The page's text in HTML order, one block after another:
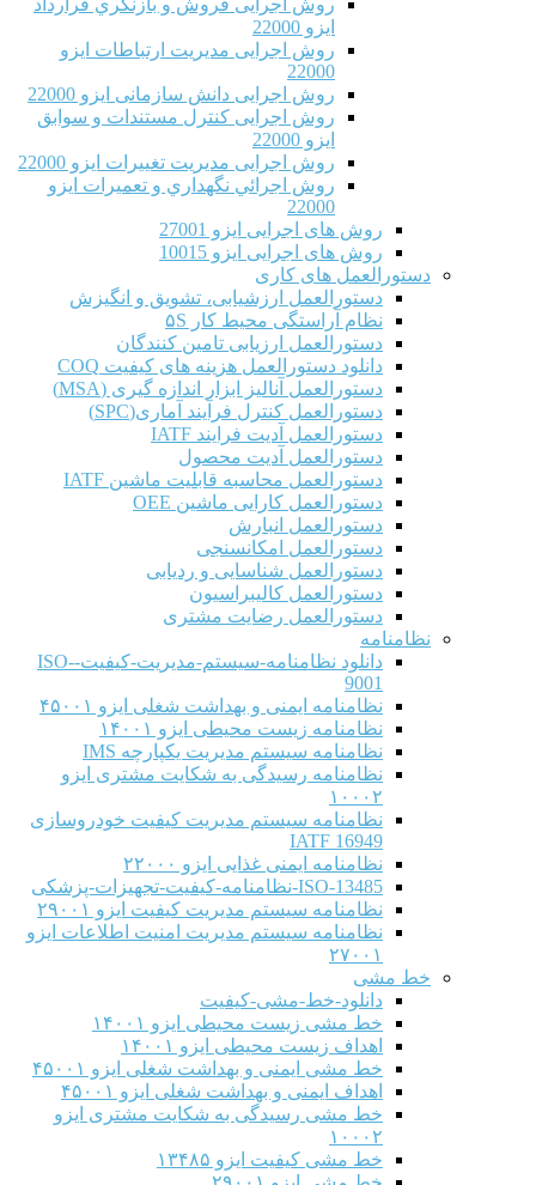
ایزو 22000
روش اجرایی مدیریت ارتباطات ایزو
22000
روش اجرایی دانش سازمانی ایزو 22000
روش اجرایی کنترل مستندات و سوابق
ایزو 22000
روش اجرایی مدیریت تغییرات ایزو 22000
روش اجرائي نگهداري و تعميرات ایزو
22000
روش های اجرایی ایزو 27001
روش های اجرایی ایزو 10015
دستورالعمل های کاری
دستورالعمل ارزشیابی، تشویق و انگیزش
نظام آراستگی محیط کار ۵S
دستورالعمل ارزیابی تامین کنندگان
دانلود دستورالعمل هزینه های کیفیت COQ
دستورالعمل آنالیز ابزار اندازه گیری (MSA)
دستورالعمل کنترل فرآیند آماری(SPC)
دستورالعمل آدیت فرایند IATF
دستورالعمل آدیت محصول
دستورالعمل محاسبه قابلیت ماشین IATF
دستورالعمل کارایی ماشین OEE
دستورالعمل انبارش
دستورالعمل امکانسنجی
دستورالعمل شناسایی و ردیابی
دستورالعمل کالیبراسیون
دستورالعمل رضایت مشتری
نظامنامه
دانلود نظامنامه-سیستم-مدیریت-کیفیت-ISO-
9001
نظامنامه ایمنی و بهداشت شغلی ایزو ۴۵۰۰۱
نظامنامه زیست محیطی ایزو ۱۴۰۰۱
نظامنامه سیستم مدیریت یکپارچه IMS
نظامنامه رسیدگی به شکایت مشتری ایزو
۱۰۰۰۲
نظامنامه سیستم مدیریت کیفیت خودروسازی
IATF 16949
نظامنامه ایمنی غذایی ایزو ۲۲۰۰۰
ISO-13485-نظامنامه-کیفیت-تجهیزات-پزشکی
نظامنامه سیستم مدیریت کیفیت ایزو ۲۹۰۰۱
نظامنامه سیستم مدیریت امنیت اطلاعات ایزو
۲۷۰۰۱
خط مشی
دانلود-خط-مشی-کیفیت
خط مشی زیست محیطی ایزو ۱۴۰۰۱
اهداف زیست محیطی ایزو ۱۴۰۰۱
خط مشی ایمنی و بهداشت شغلی ایزو ۴۵۰۰۱
اهداف ایمنی و بهداشت شغلی ایزو ۴۵۰۰۱
خط مشی رسیدگی به شکایت مشتری ایزو
۱۰۰۰۲
خط مشی کیفیت ایزو ۱۳۴۸۵